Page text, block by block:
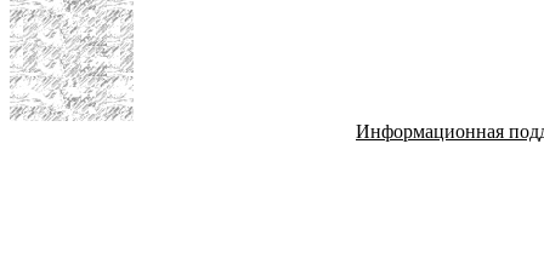
Информационная